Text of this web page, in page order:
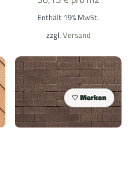
Enthält 19% MwSt.
zzgl. Versand
Merken